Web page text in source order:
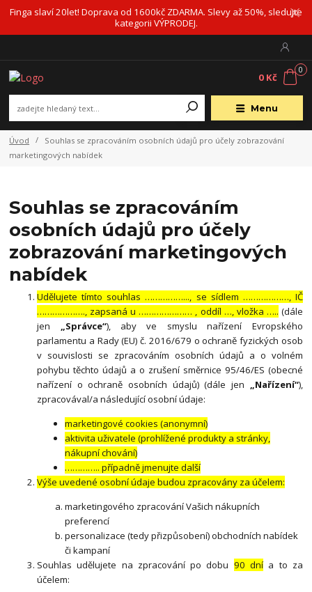
Finga slaví 20let! Doprava od 1600kč ZDARMA. Slevy až 50%, sledujte
kategorii VÝPRODEJ.
Menu
0
0 Kč
Úvod
Souhlas se zpracováním osobních údajů pro účely zobrazování
marketingových nabídek
Souhlas se zpracováním
osobních údajů pro účely
zobrazování marketingových
nabídek
Udělujete tímto souhlas ……………..., se sídlem ………………, IČ
………………., zapsaná u ………………… , oddíl …, vložka ….. (dále
jen „Správce“), aby ve smyslu nařízení Evropského
parlamentu a Rady (EU) č. 2016/679 o ochraně fyzických osob
v souvislosti se zpracováním osobních údajů a o volném
pohybu těchto údajů a o zrušení směrnice 95/46/ES (obecné
nařízení o ochraně osobních údajů) (dále jen „Nařízení“),
zpracovával/a následující osobní údaje:
marketingové cookies (anonymní)
aktivita uživatele (prohlížené produkty a stránky,
nákupní chování)
………….. případně jmenujte další
Výše uvedené osobní údaje budou zpracovány za účelem:
marketingového zpracování Vašich nákupních
preferencí
personalizace (tedy přizpůsobení) obchodních nabídek
či kampaní
Souhlas udělujete na zpracování po dobu 90 dní a to za
účelem: